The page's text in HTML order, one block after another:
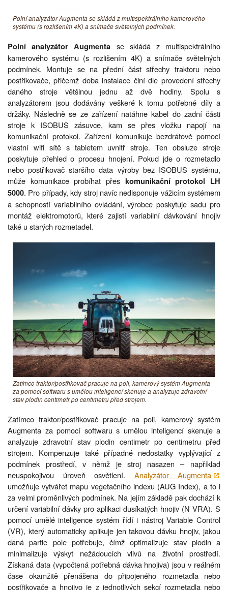
Polní analyzátor Augmenta se skládá z multispektrálního kamerového
systému (s rozlišením 4K) a snímače světelných podmínek.
Polní analyzátor Augmenta se skládá z multispektrálního
kamerového systému (s rozlišením 4K) a snímače světelných
podmínek. Montuje se na přední část střechy traktoru nebo
postřikovače, přičemž doba instalace činí dle provedení střechy
daného stroje většinou jednu až dvě hodiny. Spolu s
analyzátorem jsou dodávány veškeré k tomu potřebné díly a
držáky. Následně se ze zařízení natáhne kabel do zadní části
stroje k ISOBUS zásuvce, kam se přes vložku napojí na
komunikační protokol. Zařízení komunikuje bezdrátově pomocí
vlastní wifi sítě s tabletem uvnitř stroje. Ten obsluze stroje
poskytuje přehled o procesu hnojení. Pokud jde o rozmetadlo
nebo postřikovač staršího data výroby bez ISOBUS systému,
může komunikace probíhat přes komunikační protokol LH
5000. Pro případy, kdy stroj navíc nedisponuje vážicím systémem
a schopností variabilního ovládání, výrobce poskytuje sadu pro
montáž elektromotorů, které zajistí variabilní dávkování hnojiv
také u starých rozmetadel.
Zatímco traktor/postřikovač pracuje na poli, kamerový systém Augmenta
za pomocí softwaru s umělou inteligencí skenuje a analyzuje zdravotní
stav plodin centimetr po centimetru před strojem.
Zatímco traktor/postřikovač pracuje na poli, kamerový systém
Augmenta za pomocí softwaru s umělou inteligencí skenuje a
analyzuje zdravotní stav plodin centimetr po centimetru před
strojem. Kompenzuje také případné nedostatky vyplývající z
podmínek prostředí, v němž je stroj nasazen – například
neuspokojivou úroveň osvětlení. Analyzátor Augmenta
umožňuje vytvářet mapu vegetačního indexu (AUG Index), a to i
za velmi proměnlivých podmínek. Na jejím základě pak dochází k
určení variabilní dávky pro aplikaci dusíkatých hnojiv (N VRA). S
pomocí umělé inteligence systém řídí i nástroj Variable Control
(VR), který automaticky aplikuje jen takovou dávku hnojiv, jakou
daná partie pole potřebuje, čímž optimalizuje stav plodin a
minimalizuje výskyt nežádoucích vlivů na životní prostředí.
Získaná data (vypočtená potřebná dávka hnojiva) jsou v reálném
čase okamžitě přenášena do připojeného rozmetadla nebo
postřikovače a hnojivo je z jednotlivých sekcí rozmetadla nebo